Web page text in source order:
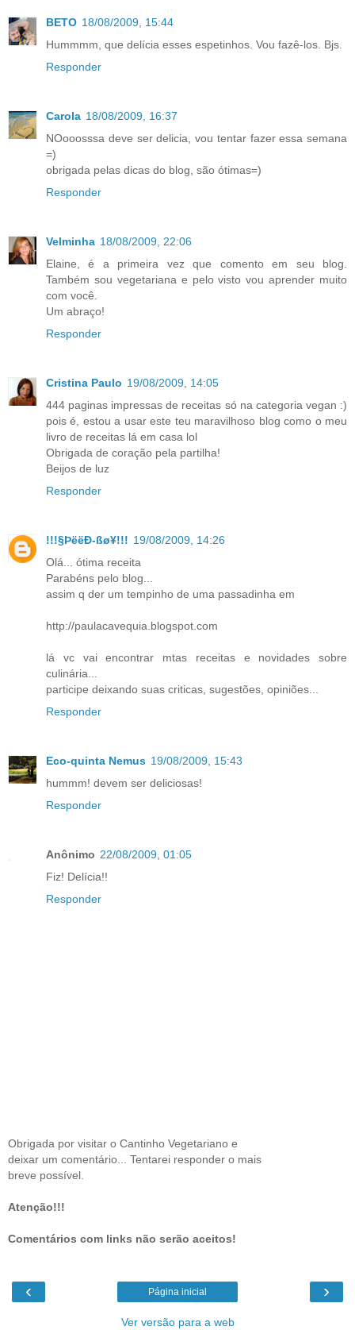
BETO 18/08/2009, 15:44
Hummmm, que delícia esses espetinhos. Vou fazê-los. Bjs.
Responder
Carola 18/08/2009, 16:37
NOooosssa deve ser delicia, vou tentar fazer essa semana
=)
obrigada pelas dicas do blog, são ótimas=)
Responder
Velminha 18/08/2009, 22:06
Elaine, é a primeira vez que comento em seu blog.
Também sou vegetariana e pelo visto vou aprender muito
com você.
Um abraço!
Responder
Cristina Paulo 19/08/2009, 14:05
444 paginas impressas de receitas só na categoria vegan :)
pois é, estou a usar este teu maravilhoso blog como o meu
livro de receitas lá em casa lol
Obrigada de coração pela partilha!
Beijos de luz
Responder
!!!§ÞëëÐ-ßø¥!!! 19/08/2009, 14:26
Olá... ótima receita
Parabéns pelo blog...
assim q der um tempinho de uma passadinha em
http://paulacavequia.blogspot.com
lá vc vai encontrar mtas receitas e novidades sobre
culinária...
participe deixando suas criticas, sugestões, opiniões...
Responder
Eco-quinta Nemus 19/08/2009, 15:43
hummm! devem ser deliciosas!
Responder
Anônimo 22/08/2009, 01:05
Fiz! Delícia!!
Responder
Obrigada por visitar o Cantinho Vegetariano e
deixar um comentário... Tentarei responder o mais
breve possível.
Atenção!!!
Comentários com links não serão aceitos!
‹ ›
Página inicial
Ver versão para a web